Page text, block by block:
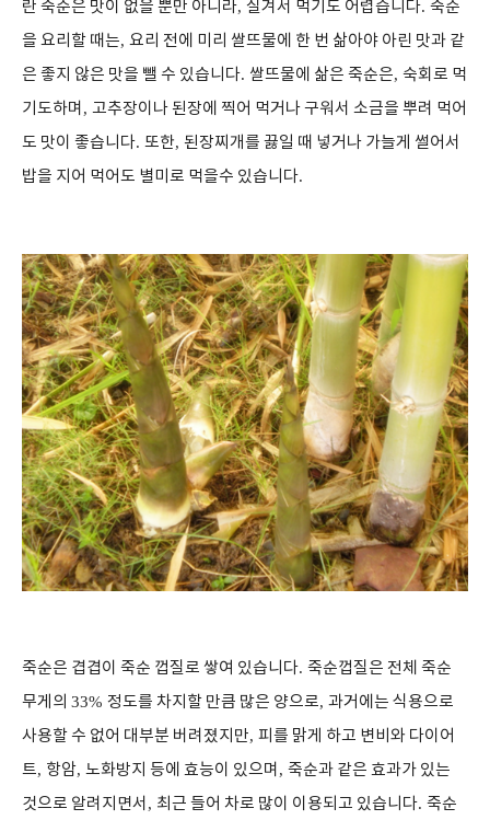
란 죽순은 맛이 없을 뿐만 아니라, 질겨서 먹기도 어렵습니다. 죽순
을 요리할 때는, 요리 전에 미리 쌀뜨물에 한 번 삶아야 아린 맛과 같
은 좋지 않은 맛을 뺄 수 있습니다. 쌀뜨물에 삶은 죽순은, 숙회로 먹
기도하며 , 고추장이나 된장에 찍어 먹거나 구워서 소금을 뿌려 먹어
도 맛이 좋습니다. 또한, 된장찌개를 끓일 때 넣거나 가늘게 썰어서
밥을 지어 먹어도 별미로 먹을수 있습니다.
죽순은 겹겹이 죽순 껍질로 쌓여 있습니다. 죽순껍질은 전체 죽순
무게의 33% 정도를 차지할 만큼 많은 양으로, 과거에는 식용으로
사용할 수 없어 대부분 버려졌지만, 피를 맑게 하고 변비와 다이어
트, 항암, 노화방지 등에 효능이 있으며 , 죽순과 같은 효과가 있는
것으로 알려지면서 , 최근 들어 차로 많이 이용되고 있습니다. 죽순